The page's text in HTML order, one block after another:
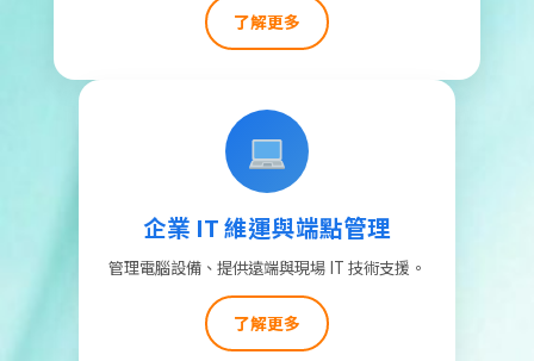
了解更多
企業 IT 維運與端點管理
管理電腦設備、提供遠端與現場 IT 技術支援。
了解更多